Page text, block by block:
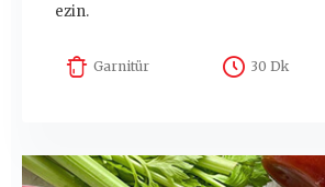
ezin.
Garnitür 30 Dk